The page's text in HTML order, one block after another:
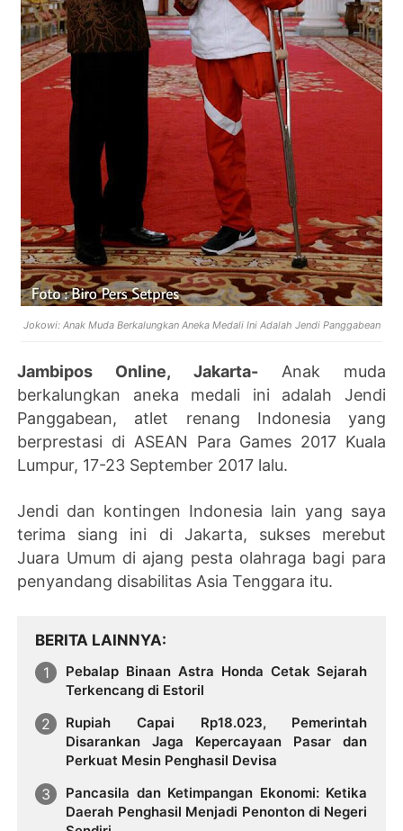
Jokowi: Anak Muda Berkalungkan Aneka Medali Ini Adalah Jendi Panggabean
Jambipos Online, Jakarta-Anak muda
berkalungkan aneka medali ini adalah Jendi
Panggabean, atlet renang Indonesia yang
berprestasi di ASEAN Para Games 2017 Kuala
Lumpur, 17-23 September 2017 lalu.
Jendi dan kontingen Indonesia lain yang saya
terima siang ini di Jakarta, sukses merebut
Juara Umum di ajang pesta olahraga bagi para
penyandang disabilitas Asia Tenggara itu.
BERITA LAINNYA
Pebalap Binaan Astra Honda Cetak Sejarah
Terkencang di Estoril
Rupiah Capai Rp18.023, Pemerintah
Disarankan Jaga Kepercayaan Pasar dan
Perkuat Mesin Penghasil Devisa
Pancasila dan Ketimpangan Ekonomi: Ketika
Daerah Penghasil Menjadi Penonton di Negeri